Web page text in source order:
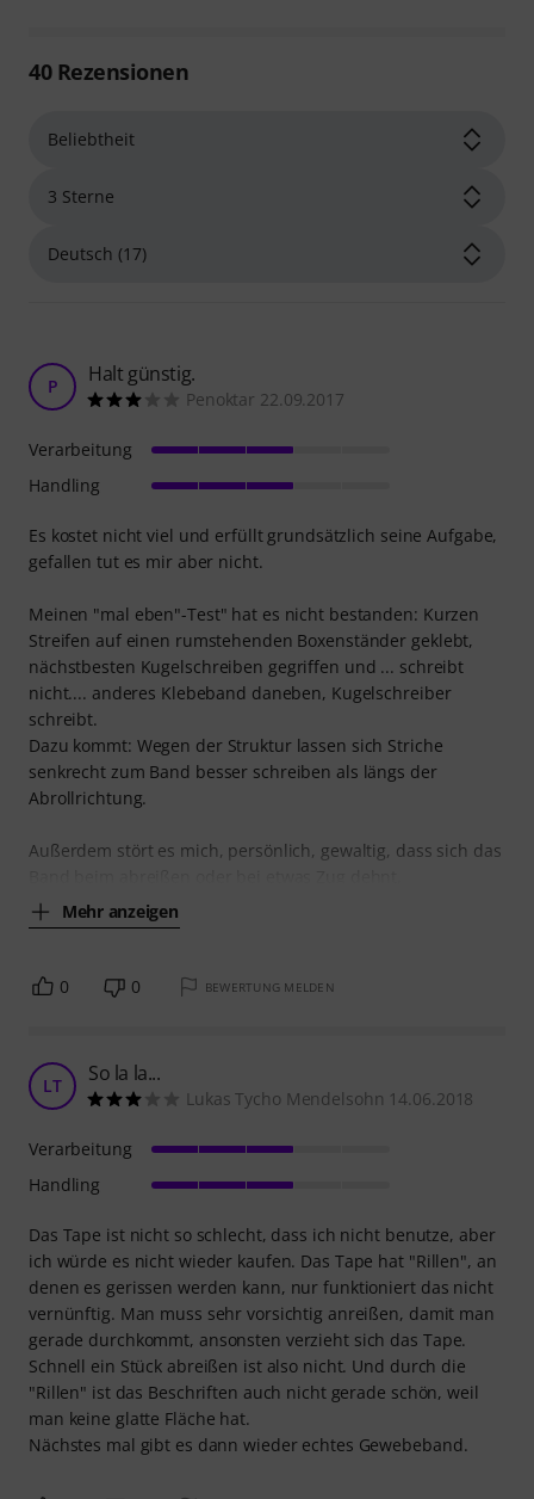
40Rezensionen
P Halt günstig.
Penoktar 22.09.2017
Es kostet nicht viel und erfüllt grundsätzlich seine Aufgabe,
gefallen tut es mir aber nicht.
Meinen "mal eben"-Test" hat es nicht bestanden: Kurzen
Streifen auf einen rumstehenden Boxenständer geklebt,
nächstbesten Kugelschreiben gegriffen und ... schreibt
nicht.... anderes Klebeband daneben, Kugelschreiber
schreibt.
Dazu kommt: Wegen der Struktur lassen sich Striche
senkrecht zum Band besser schreiben als längs der
Abrollrichtung.
Außerdem stört es mich, persönlich, gewaltig, dass sich das
Mehr anzeigen
Verarbeitung
Handling
0 0 BEWERTUNG MELDEN
LT So la la...
Lukas Tycho Mendelsohn 14.06.2018
Das Tape ist nicht so schlecht, dass ich nicht benutze, aber
ich würde es nicht wieder kaufen. Das Tape hat "Rillen", an
denen es gerissen werden kann, nur funktioniert das nicht
vernünftig. Man muss sehr vorsichtig anreißen, damit man
gerade durchkommt, ansonsten verzieht sich das Tape.
Schnell ein Stück abreißen ist also nicht. Und durch die
"Rillen" ist das Beschriften auch nicht gerade schön, weil
man keine glatte Fläche hat.
Nächstes mal gibt es dann wieder echtes Gewebeband.
Verarbeitung
Handling